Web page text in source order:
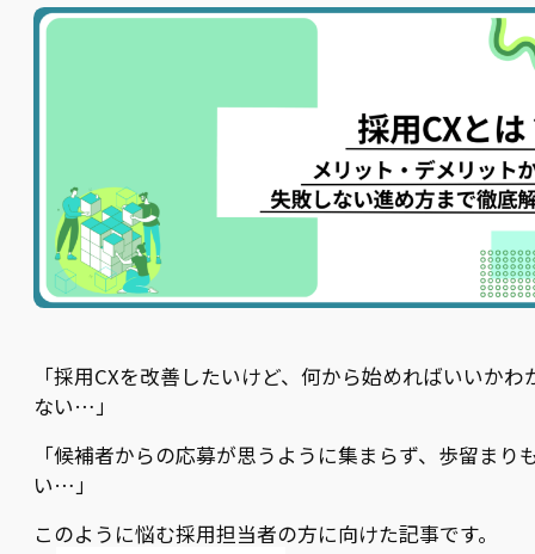
「採用CXを改善したいけど、何から始めればいいかわ
ない…」
「候補者からの応募が思うように集まらず、歩留まり
い…」
このように悩む採用担当者の方に向けた記事です。